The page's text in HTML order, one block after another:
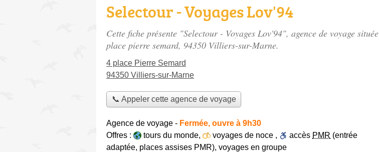
Selectour - Voyages Lov'94
Cette fiche présente "Selectour - Voyages Lov'94", agence de voyage située
place pierre semard, 94350 Villiers-sur-Marne.
4 place Pierre Semard
94350 Villiers-sur-Marne
📞 Appeler cette agence de voyage
Agence de voyage - Fermée, ouvre à 9h30
Offres :
tours du monde, voyages de noce , accès PMR (entrée
adaptée, places assises PMR), voyages en groupe